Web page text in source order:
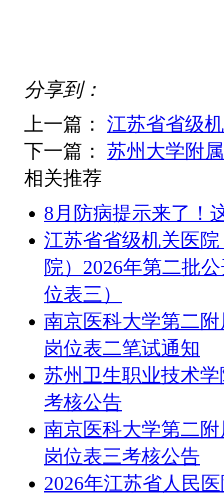
分享到：
上一篇： 江苏省省级
下一篇： 苏州大学附
相关推荐
8月防病提示来了！
江苏省省级机关医
院）2026年第二批
位表三）
南京医科大学第二
岗位表二笔试通知
苏州卫生职业技术
考核公告
南京医科大学第二
岗位表三考核公告
2026年江苏省人民